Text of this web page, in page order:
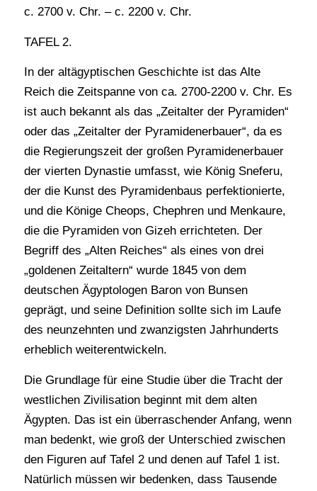
c. 2700 v. Chr. – c. 2200 v. Chr.
TAFEL 2.
In der altägyptischen Geschichte ist das Alte
Reich die Zeitspanne von ca. 2700-2200 v. Chr. Es
ist auch bekannt als das „Zeitalter der Pyramiden“
oder das „Zeitalter der Pyramidenerbauer“, da es
die Regierungszeit der großen Pyramidenerbauer
der vierten Dynastie umfasst, wie König Sneferu,
der die Kunst des Pyramidenbaus perfektionierte,
und die Könige Cheops, Chephren und Menkaure,
die die Pyramiden von Gizeh errichteten. Der
Begriff des „Alten Reiches“ als eines von drei
„goldenen Zeitaltern“ wurde 1845 von dem
deutschen Ägyptologen Baron von Bunsen
geprägt, und seine Definition sollte sich im Laufe
des neunzehnten und zwanzigsten Jahrhunderts
erheblich weiterentwickeln.
Die Grundlage für eine Studie über die Tracht der
westlichen Zivilisation beginnt mit dem alten
Ägypten. Das ist ein überraschender Anfang, wenn
man bedenkt, wie groß der Unterschied zwischen
den Figuren auf Tafel 2 und denen auf Tafel 1 ist.
Natürlich müssen wir bedenken, dass Tausende